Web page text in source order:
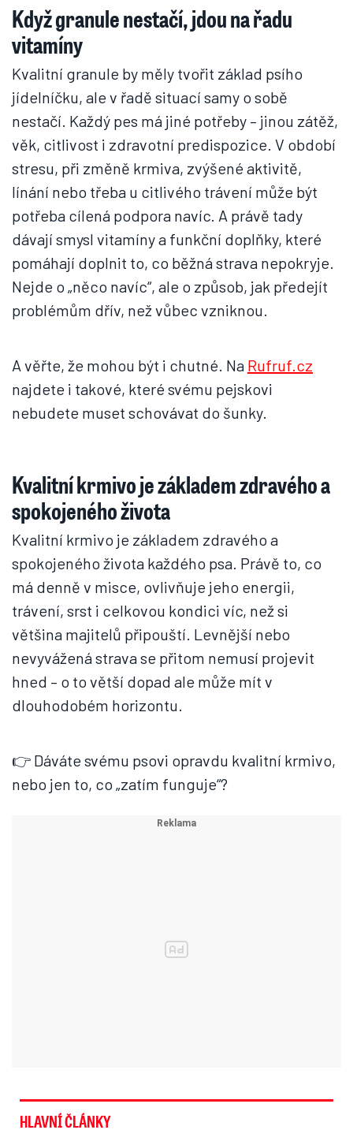
Když granule nestačí, jdou na řadu
vitamíny
Kvalitní granule by měly tvořit základ psího
jídelníčku, ale v řadě situací samy o sobě
nestačí. Každý pes má jiné potřeby – jinou zátěž,
věk, citlivost i zdravotní predispozice. V období
stresu, při změně krmiva, zvýšené aktivitě,
línání nebo třeba u citlivého trávení může být
potřeba cílená podpora navíc. A právě tady
dávají smysl vitamíny a funkční doplňky, které
pomáhají doplnit to, co běžná strava nepokryje.
Nejde o „něco navíc“, ale o způsob, jak předejít
problémům dřív, než vůbec vzniknou.
A věřte, že mohou být i chutné. Na Rufruf.cz
najdete i takové, které svému pejskovi
nebudete muset schovávat do šunky.
Kvalitní krmivo je základem zdravého a
spokojeného života
Kvalitní krmivo je základem zdravého a
spokojeného života každého psa. Právě to, co
má denně v misce, ovlivňuje jeho energii,
trávení, srst i celkovou kondici víc, než si
většina majitelů připouští. Levnější nebo
nevyvážená strava se přitom nemusí projevit
hned – o to větší dopad ale může mít v
dlouhodobém horizontu.
👉 Dáváte svému psovi opravdu kvalitní krmivo,
nebo jen to, co „zatím funguje“?
HLAVNÍ ČLÁNKY